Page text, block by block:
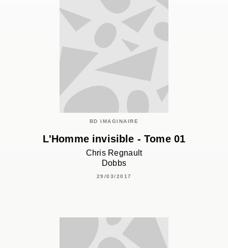
BD IMAGINAIRE
L'Homme invisible - Tome 01
Chris Regnault
Dobbs
29/03/2017